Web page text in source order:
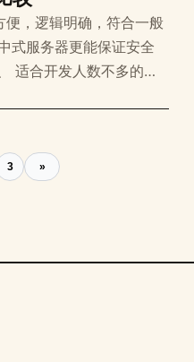
便，逻辑明确，符合一般
式服务器更能保证安全
适合开发人数不多的项
3 »